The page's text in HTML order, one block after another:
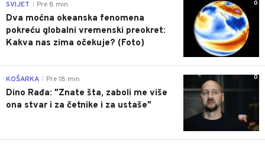
0
SVIJET Pre 8 min
Dva moćna okeanska fenomena
pokreću globalni vremenski preokret:
Kakva nas zima očekuje? (Foto)
0
KOŠARKA Pre 18 min
Dino Rađa: "Znate šta, zaboli me više
ona stvar i za četnike i za ustaše"